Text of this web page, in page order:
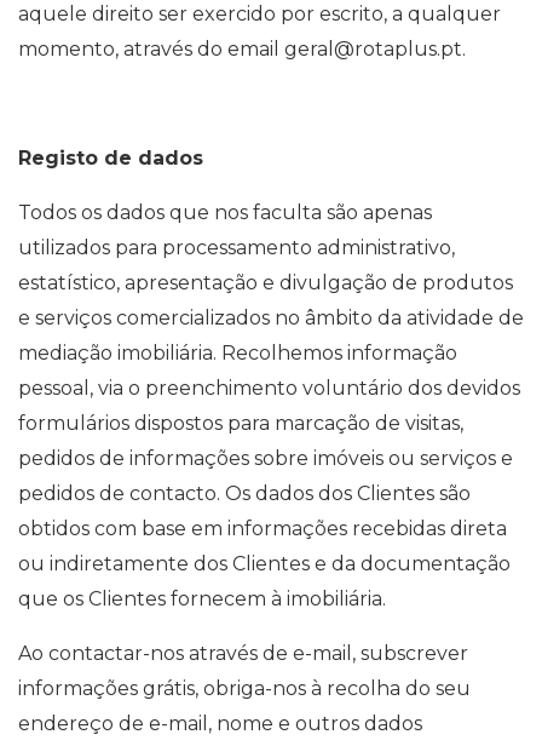
aquele direito ser exercido por escrito, a qualquer
momento, através do email geral@rotaplus.pt.
Registo de dados
Todos os dados que nos faculta são apenas
utilizados para processamento administrativo,
estatístico, apresentação e divulgação de produtos
e serviços comercializados no âmbito da atividade de
mediação imobiliária. Recolhemos informação
pessoal, via o preenchimento voluntário dos devidos
formulários dispostos para marcação de visitas,
pedidos de informações sobre imóveis ou serviços e
pedidos de contacto. Os dados dos Clientes são
obtidos com base em informações recebidas direta
ou indiretamente dos Clientes e da documentação
que os Clientes fornecem à imobiliária.
Ao contactar-nos através de e-mail, subscrever
informações grátis, obriga-nos à recolha do seu
endereço de e-mail, nome e outros dados